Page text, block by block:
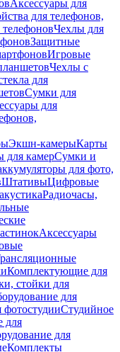
Аксессуары для
для телефонов,
Чехлы для
Защитные
Игровые
Чехлы с
для
Сумки для
для
Экшн-камерыКарты
для камерСумки и
для фото,
ШтативыЦифровые
Радиочасы,
Аксессуары
Комплектующие для
стойки для
для
Студийное
для
для
Комплекты